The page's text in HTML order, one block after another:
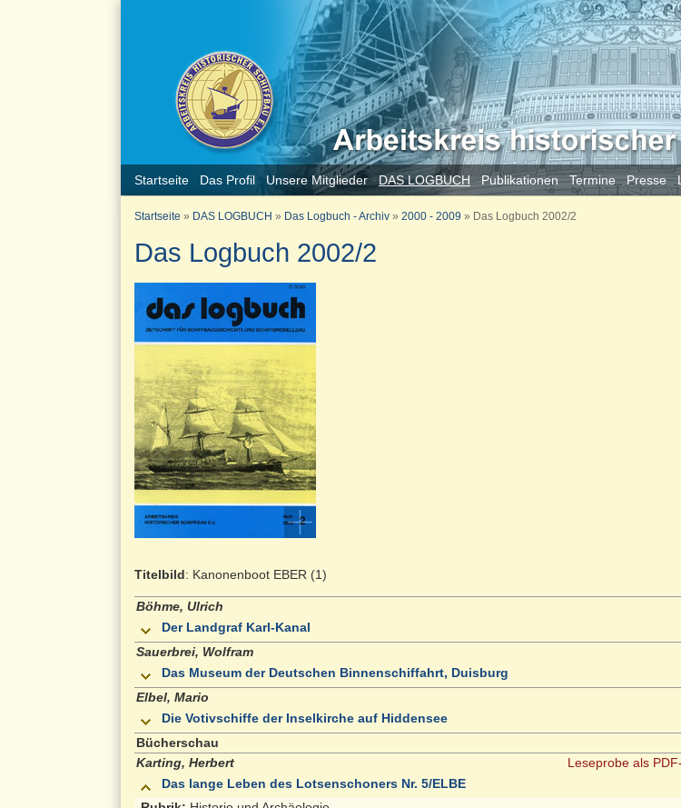
Startseite Das Profil Unsere Mitglieder DAS LOGBUCH Publikationen Termine Presse
Startseite » DAS LOGBUCH » Das Logbuch - Archiv » 2000 - 2009 » Das Logbuch 2002/2
Das Logbuch 2002/2
Titelbild: Kanonenboot EBER (1)
Böhme, Ulrich
Der Landgraf Karl-Kanal
Sauerbrei, Wolfram
Das Museum der Deutschen Binnenschiffahrt, Duisburg
Elbel, Mario
Die Votivschiffe der Inselkirche auf Hiddensee
Bücherschau
Karting, Herbert
Leseprobe als
Das lange Leben des Lotsenschoners Nr. 5/ELBE